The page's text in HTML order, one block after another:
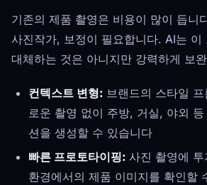
기존의 제품 촬영은 비용이 많이 듭니
사진작가, 보정이 필요합니다. AI는 이
대체하는 것은 아니지만 강력하게 보
컨텍스트 변형: 브랜드의 스타일
로운 촬영 없이 주방, 거실, 야외
션을 생성할 수 있습니다
빠른 프로토타이핑: 사진 촬영에
환경에서의 제품 이미지를 확인할